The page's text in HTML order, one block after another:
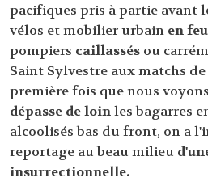
pacifiques pris à partie avant
vélos et mobilier urbain en feu
pompiers caillassés ou
Saint Sylvestre aux matchs
première fois que nous
dépasse de loinles bagarres
alcoolisés bas du front, on a
reportage au beau milieu
insurrectionnelle.